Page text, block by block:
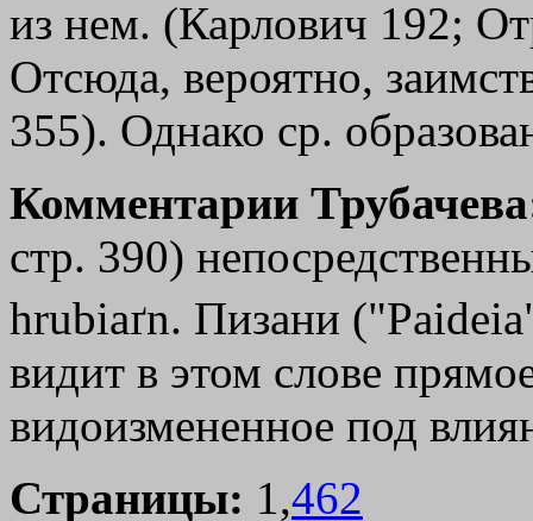
из нем. (Карлович 192;
Отсюда, вероятно,
355). Однако ср.
Комментарии
стр. 390)
hrubiaґn. Пизани
видит в этом слове
видоизмененное под
Страницы: 1,462